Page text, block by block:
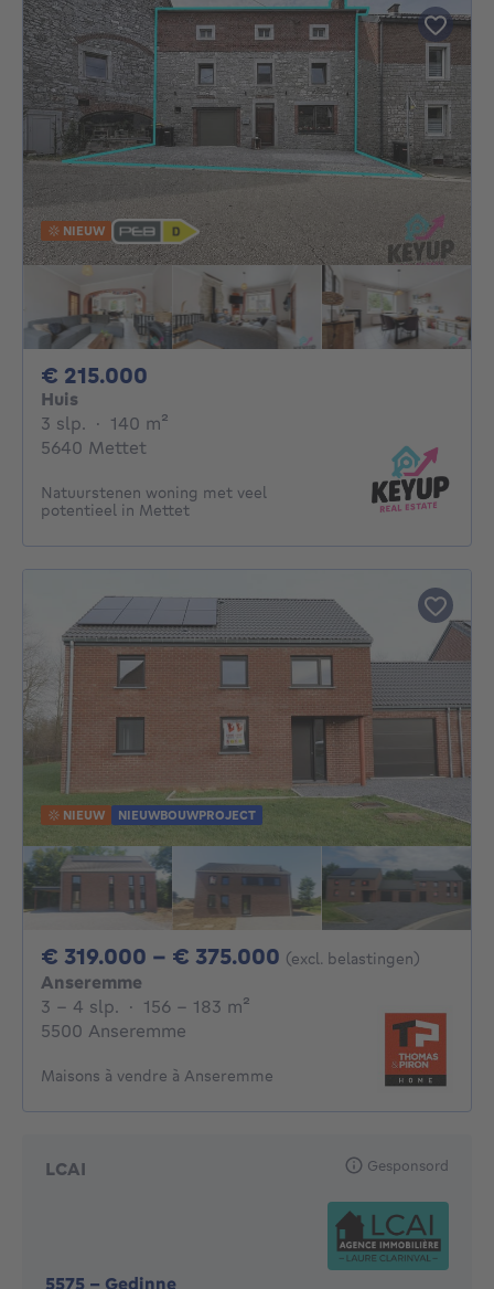
NIEUW
€ 215.000
Huis
3 slp. 3 slaapkamers
· 140 m²
5640 Mettet
Natuurstenen woning met veel
potentieel in Mettet
NIEUW NIEUWBOUWPROJECT
€ 319.000 - € 375.000 Van 319000€ Tot
(excl. belastingen)
Anseremme
3 - 4 Slaapkamers
3 - 4 slp. · 156 - 183 m²
5500 Anseremme
Maisons à vendre à Anseremme
LCAI
5575 - Gedinne
Gesponsord